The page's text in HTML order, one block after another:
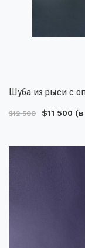
Шуба из рыси с
$12 500 $11 500